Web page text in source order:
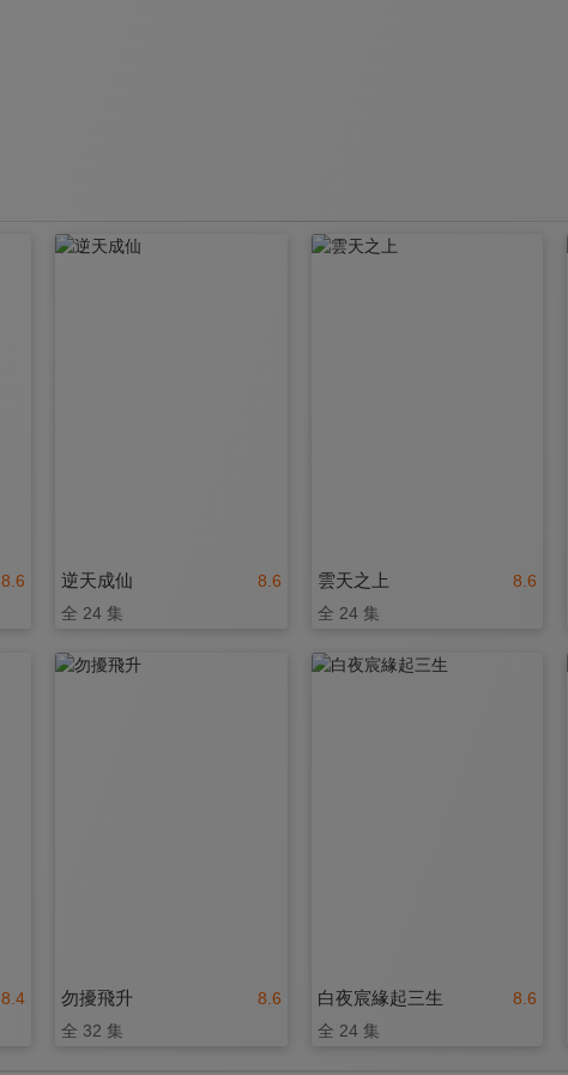
8.6 8.6
逆天成仙
全 24 集
8.6
雲天之上
全 24 集
8.4 8.6
勿擾飛升
全 32 集
8.6
白夜宸緣起三生
全 24 集